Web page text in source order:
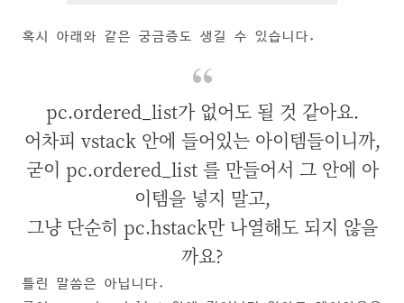
혹시 아래와 같은 궁금증도 생길 수 있습니다.
pc.ordered_list가 없어도 될 것 같아요.
어차피 vstack 안에 들어있는 아이템들이니까,
굳이 pc.ordered_list 를 만들어서 그 안에 아
이템을 넣지 말고,
그냥 단순히 pc.hstack만 나열해도 되지 않을
까요?
틀린 말씀은 아닙니다.